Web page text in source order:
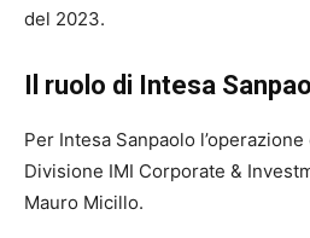
del 2023.
Il ruolo di Intesa
Per Intesa Sanpaolo
Divisione IMI Corporate &
Mauro Micillo.